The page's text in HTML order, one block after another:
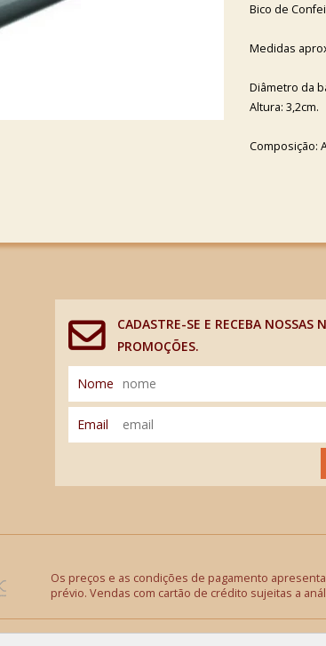
Bico de
Medidas
Diâmetro da
Altura: 3,2cm.
Composição:
CADASTRE-SE E RECEBA NOSSAS
PROMOÇÕES.
Nome
Email
Os preços e as condições de pagamento
prévio. Vendas com cartão de crédito sujeitas a